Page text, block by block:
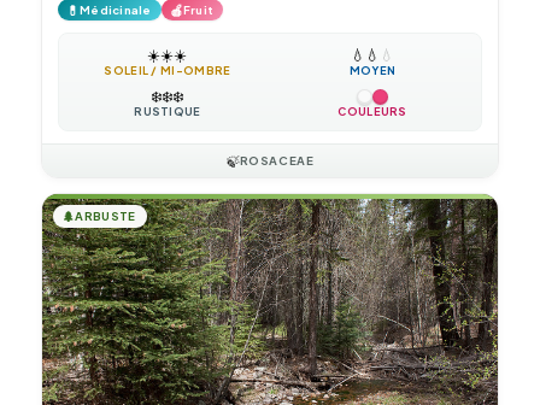
💊Médicinale 🍎Fruit
☀️☀️☀️
SOLEIL / MI-OMBRE
💧 💧 💧
MOYEN
❄️❄️❄️
RUSTIQUE COULEURS
🍃ROSACEAE
🌲ARBUSTE